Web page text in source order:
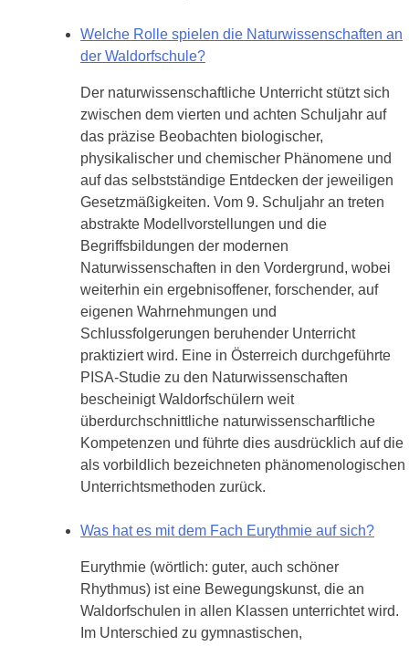
Welche Rolle spielen die Naturwissenschaften an
der Waldorfschule?
Der naturwissenschaftliche Unterricht stützt sich
zwischen dem vierten und achten Schuljahr auf
das präzise Beobachten biologischer,
physikalischer und chemischer Phänomene und
auf das selbstständige Entdecken der jeweiligen
Gesetzmäßigkeiten. Vom 9. Schuljahr an treten
abstrakte Modellvorstellungen und die
Begriffsbildungen der modernen
Naturwissenschaften in den Vordergrund, wobei
weiterhin ein ergebnisoffener, forschender, auf
eigenen Wahrnehmungen und
Schlussfolgerungen beruhender Unterricht
praktiziert wird. Eine in Österreich durchgeführte
PISA-Studie zu den Naturwissenschaften
bescheinigt Waldorfschülern weit
überdurchschnittliche naturwissenscharftliche
Kompetenzen und führte dies ausdrücklich auf die
als vorbildlich bezeichneten phänomenologischen
Unterrichtsmethoden zurück.
Was hat es mit dem Fach Eurythmie auf sich?
Eurythmie (wörtlich: guter, auch schöner
Rhythmus) ist eine Bewegungskunst, die an
Waldorfschulen in allen Klassen unterrichtet wird.
Im Unterschied zu gymnastischen,